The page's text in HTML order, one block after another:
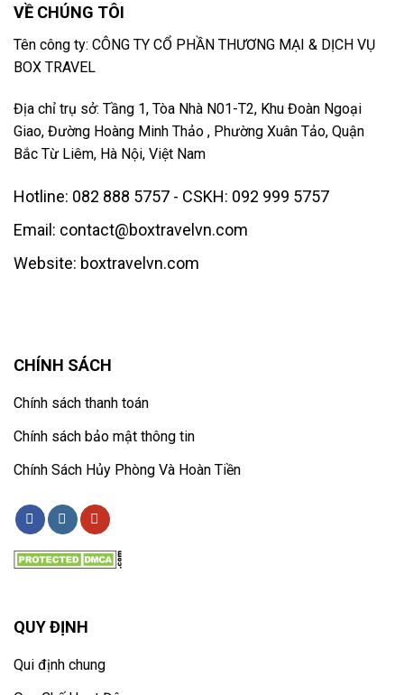
VỀ CHÚNG TÔI
Tên công ty: CÔNG TY CỔ PHẦN THƯƠNG MẠI & DỊCH VỤ
BOX TRAVEL
Địa chỉ trụ sở: Tầng 1, Tòa Nhà N01-T2, Khu Đoàn Ngoại
Giao, Đường Hoàng Minh Thảo , Phường Xuân Tảo, Quận
Bắc Từ Liêm, Hà Nội, Việt Nam
Hotline: 082 888 5757 - CSKH: 092 999 5757
Email: contact@boxtravelvn.com
Website: boxtravelvn.com
CHÍNH SÁCH
Chính sách thanh toán
Chính sách bảo mật thông tin
Chính Sách Hủy Phòng Và Hoàn Tiền
QUY ĐỊNH
Qui định chung